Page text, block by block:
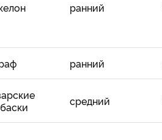
ранний
ранний
средний